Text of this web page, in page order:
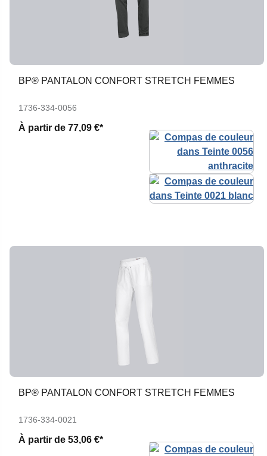
BP® PANTALON CONFORT STRETCH FEMMES
1736-334-0056
À partir de 77,09 €*
BP® PANTALON CONFORT STRETCH FEMMES
1736-334-0021
À partir de 53,06 €*